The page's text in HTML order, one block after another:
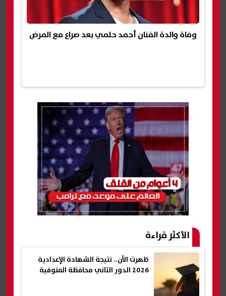
وفاة والدة الفنان أحمد حلمي بعد صراع مع المرض
الأكثر قراءة
ظهرت الآن.. نتيجة الشهادة الإعدادية
2026 الدور الثاني محافظة المنوفية